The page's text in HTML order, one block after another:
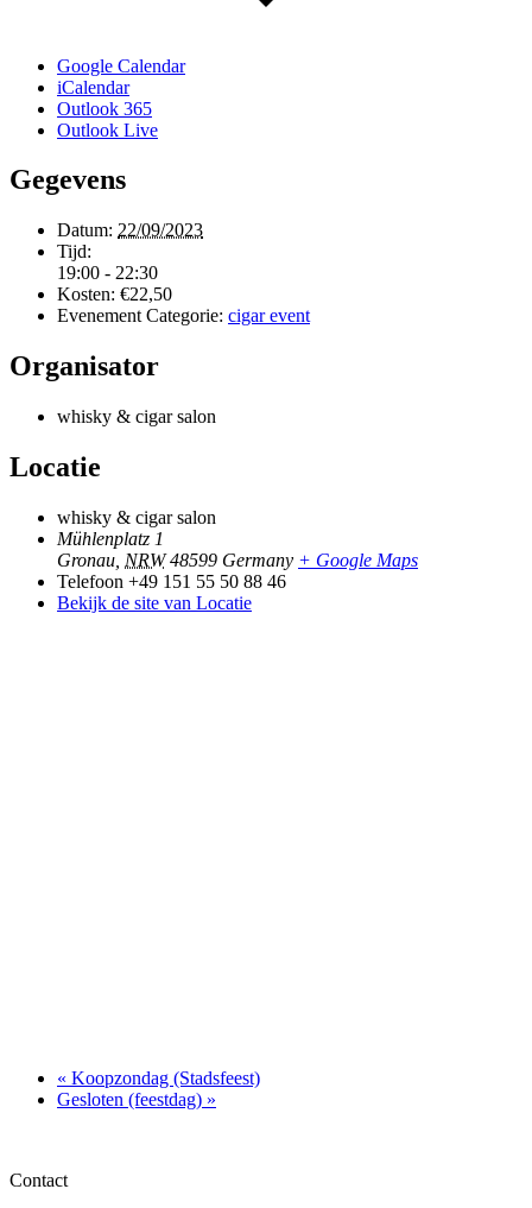
Google Calendar
iCalendar
Outlook 365
Outlook Live
Gegevens
Datum: 22/09/2023
Tijd:
19:00 - 22:30
Kosten: €22,50
Evenement Categorie: cigar event
Organisator
whisky & cigar salon
Locatie
whisky & cigar salon
Mühlenplatz 1
Gronau NRW 48599 Germany + Google Maps
Telefoon +49 151 55 50 88 46
Bekijk de site van Locatie
« Koopzondag (Stadsfeest)
Gesloten (feestdag) »
Contact